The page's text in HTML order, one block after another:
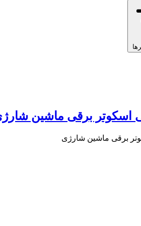
اسکوتر برقی ماشین